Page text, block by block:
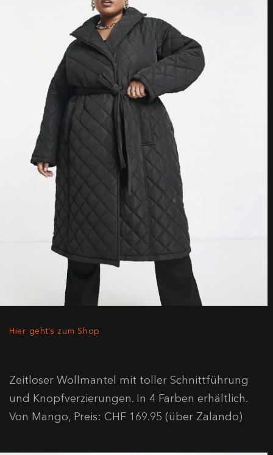
Hier geht’s zum Shop
Zeitloser Wollmantel mit toller Schnittführung
und Knopfverzierungen. In 4 Farben erhältlich.
Von Mango, Preis: CHF 169.95 (über Zalando)